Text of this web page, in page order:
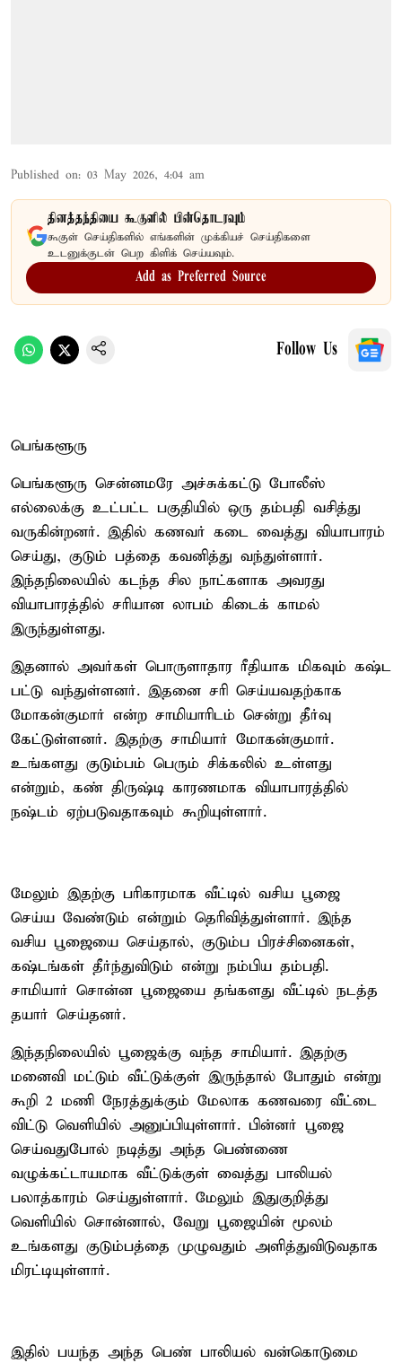
Published on: 03 May 2026, 4:04 am
தினத்தந்தியை கூகுளில் பின்தொடரவும்
கூகுள் செய்திகளில் எங்களின் முக்கியச் செய்திகளை
உடனுக்குடன் பெற கிளிக் செய்யவும்.
Add as Preferred Source
Follow Us
பெங்களூரு
பெங்களூரு சென்னமரே அச்சுக்கட்டு போலீஸ்
எல்லைக்கு உட்பட்ட பகுதியில் ஒரு தம்பதி வசித்து
வருகின்றனர். இதில் கணவர் கடை வைத்து வியாபாரம்
செய்து, குடும் பத்தை கவனித்து வந்துள்ளார்.
இந்தநிலையில் கடந்த சில நாட்களாக அவரது
வியாபாரத்தில் சரியான லாபம் கிடைக் காமல்
இருந்துள்ளது.
இதனால் அவர்கள் பொருளாதார ரீதியாக மிகவும் கஷ்ட
பட்டு வந்துள்ளனர். இதனை சரி செய்யவதற்காக
மோகன்குமார் என்ற சாமியாரிடம் சென்று தீர்வு
கேட்டுள்ளனர். இதற்கு சாமியார் மோகன்குமார்.
உங்களது குடும்பம் பெரும் சிக்கலில் உள்ளது
என்றும், கண் திருஷ்டி காரணமாக வியாபாரத்தில்
நஷ்டம் ஏற்படுவதாகவும் கூறியுள்ளார்.
மேலும் இதற்கு பரிகாரமாக வீட்டில் வசிய பூஜை
செய்ய வேண்டும் என்றும் தெரிவித்துள்ளார். இந்த
வசிய பூஜையை செய்தால், குடும்ப பிரச்சினைகள்,
கஷ்டங்கள் தீர்ந்துவிடும் என்று நம்பிய தம்பதி.
சாமியார் சொன்ன பூஜையை தங்களது வீட்டில் நடத்த
தயார் செய்தனர்.
இந்தநிலையில் பூஜைக்கு வந்த சாமியார். இதற்கு
மனைவி மட்டும் வீட்டுக்குள் இருந்தால் போதும் என்று
கூறி 2 மணி நேரத்துக்கும் மேலாக கணவரை வீட்டை
விட்டு வெளியில் அனுப்பியுள்ளார். பின்னர் பூஜை
செய்வதுபோல் நடித்து அந்த பெண்ணை
வழுக்கட்டாயமாக வீட்டுக்குள் வைத்து பாலியல்
பலாத்காரம் செய்துள்ளார். மேலும் இதுகுறித்து
வெளியில் சொன்னால், வேறு பூஜையின் மூலம்
உங்களது குடும்பத்தை முழுவதும் அளித்துவிடுவதாக
மிரட்டியுள்ளார்.
இதில் பயந்த அந்த பெண் பாலியல் வன்கொடுமை